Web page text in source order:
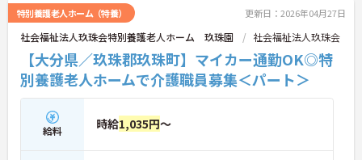
特別養護老人ホーム（特養） 更新日：2026年04月27日
社会福祉法人玖珠会特別養護老人ホーム 玖珠園 社会福祉法人玖珠会
【大分県／玖珠郡玖珠町】マイカー通勤OK◎特
別養護老人ホームで介護職員募集＜パート＞
給料 時給1,035円～